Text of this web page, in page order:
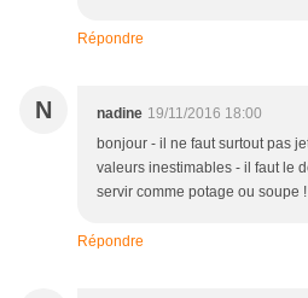
Répondre
N nadine 19/11/2016 18:00
bonjour - il ne faut surtout pas
valeurs inestimables - il faut le
servir comme potage ou soupe !
Répondre